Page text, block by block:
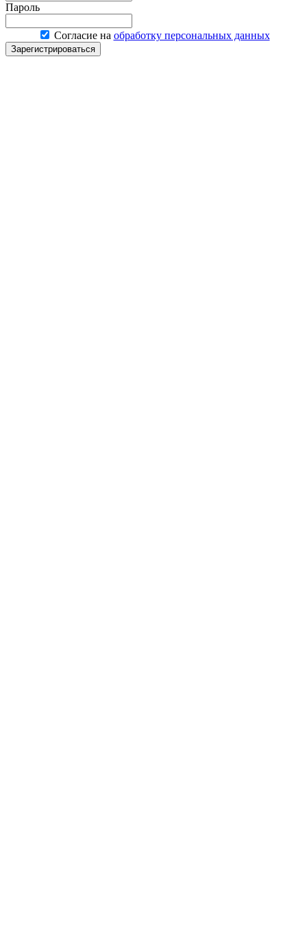
Пароль
Согласие на обработку персональных данных
Зарегистрироваться